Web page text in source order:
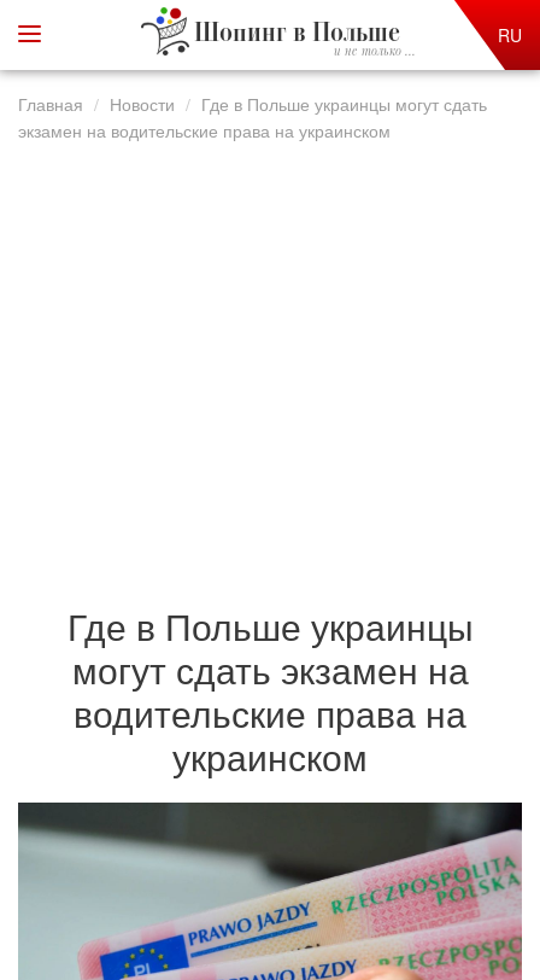
Шопинг в Польше
и не только ...
RU
Главная Новости
Где в Польше украинцы могут сдать
экзамен на водительские права на украинском
Где в Польше украинцы
могут сдать экзамен на
водительские права на
украинском